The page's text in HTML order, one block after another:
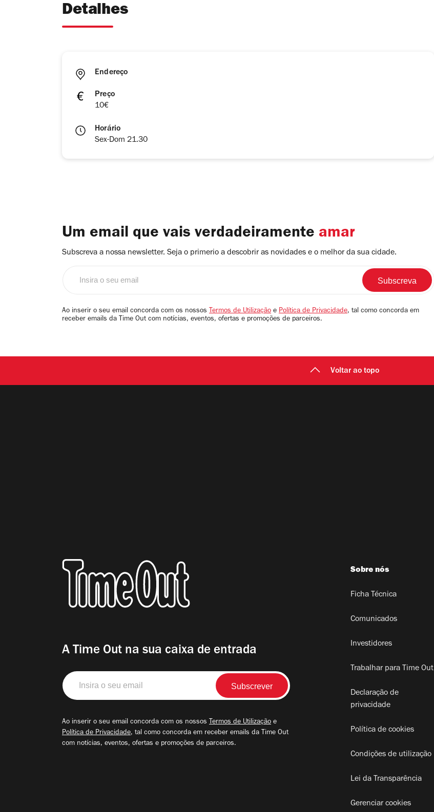
Detalhes
Endereço
Preço
10€
Horário
Sex-Dom 21.30
Um email que vais verdadeiramente amar
Subscreva a nossa newsletter. Seja o primerio a descobrir as novidades e o melhor da sua cidade.
email
Ao inserir o seu email concorda com os nossos Termos de Utilização e Política de Privacidade, tal como concorda em
receber emails da Time Out com notícias, eventos, ofertas e promoções de parceiros.
Voltar ao topo
A Time Out na sua caixa de entrada
Insira
o
seu
Ao inserir o seu email concorda com os nossos Termos de Utilização e
Política de Privacidade, tal como concorda em receber emails da Time Out
com notícias, eventos, ofertas e promoções de parceiros.
Sobre nós
Ficha Técnica
Comunicados
Investidores
Trabalhar para Time Out
Declaração de
privacidade
Política de cookies
Condições de utilização
Lei da Transparência
Gerenciar cookies